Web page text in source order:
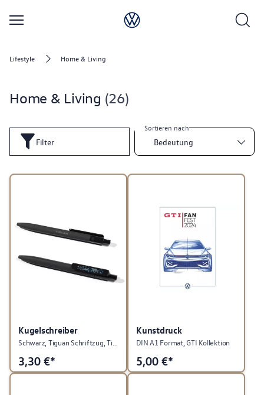
Lifestyle Home & Living
Home & Living 26
Filter
Sortieren nach
Bedeutung
Kugelschreiber
Schwarz, Tiguan Schriftzug, Tiguan Kollektion
3,30 €*
Kunstdruck
DIN A1 Format, GTI Kollektion
5,00 €*